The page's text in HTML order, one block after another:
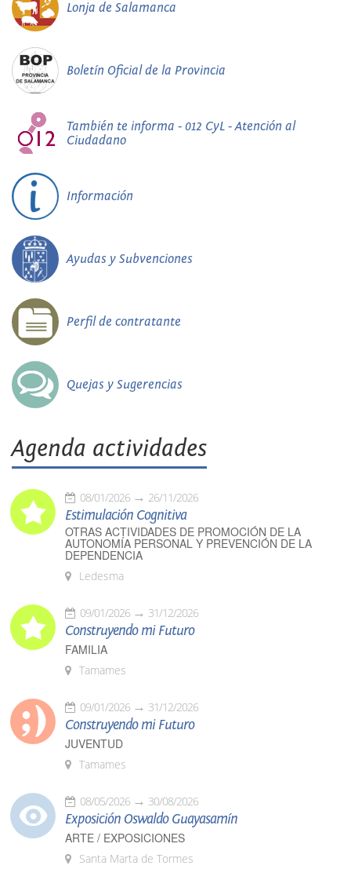
Lonja de Salamanca
Boletín Oficial de la Provincia
También te informa - 012 CyL - Atención al
Ciudadano
Información
Ayudas y Subvenciones
Perfil de contratante
Quejas y Sugerencias
Agenda actividades
08/01/2026 26/11/2026
Estimulación Cognitiva
OTRAS ACTIVIDADES DE PROMOCIÓN DE LA
AUTONOMÍA PERSONAL Y PREVENCIÓN DE LA
DEPENDENCIA
Ledesma
09/01/2026 31/12/2026
Construyendo mi Futuro
FAMILIA
Tamames
09/01/2026 31/12/2026
Construyendo mi Futuro
JUVENTUD
Tamames
08/05/2026 30/08/2026
Exposición Oswaldo Guayasamín
ARTE / EXPOSICIONES
Santa Marta de Tormes